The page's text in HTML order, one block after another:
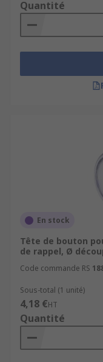
Quantité
En stock
Tête de bouton
de rappel, Ø
Code commande RS
Sous-total (1 unité)
4,18 €HT
Quantité